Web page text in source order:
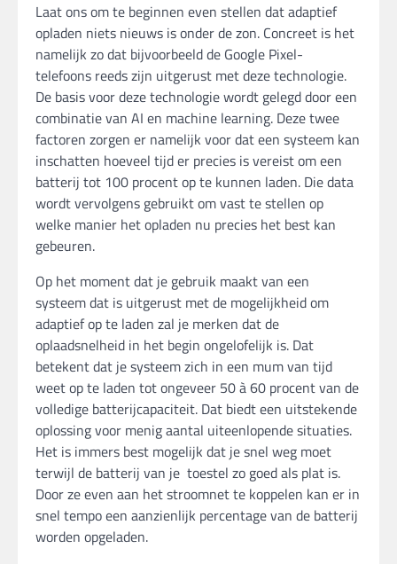
Laat ons om te beginnen even stellen dat adaptief
opladen niets nieuws is onder de zon. Concreet is het
namelijk zo dat bijvoorbeeld de Google Pixel-
telefoons reeds zijn uitgerust met deze technologie.
De basis voor deze technologie wordt gelegd door een
combinatie van AI en machine learning. Deze twee
factoren zorgen er namelijk voor dat een systeem kan
inschatten hoeveel tijd er precies is vereist om een
batterij tot 100 procent op te kunnen laden. Die data
wordt vervolgens gebruikt om vast te stellen op
welke manier het opladen nu precies het best kan
gebeuren.
Op het moment dat je gebruik maakt van een
systeem dat is uitgerust met de mogelijkheid om
adaptief op te laden zal je merken dat de
oplaadsnelheid in het begin ongelofelijk is. Dat
betekent dat je systeem zich in een mum van tijd
weet op te laden tot ongeveer 50 à 60 procent van de
volledige batterijcapaciteit. Dat biedt een uitstekende
oplossing voor menig aantal uiteenlopende situaties.
Het is immers best mogelijk dat je snel weg moet
terwijl de batterij van je toestel zo goed als plat is.
Door ze even aan het stroomnet te koppelen kan er in
snel tempo een aanzienlijk percentage van de batterij
worden opgeladen.